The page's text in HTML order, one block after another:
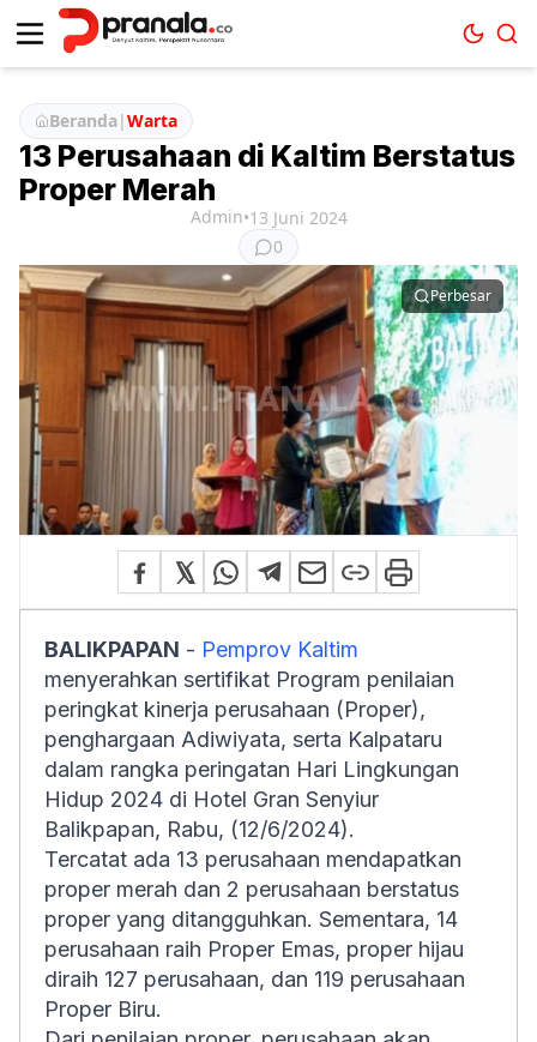
Beranda|Warta
13 Perusahaan di Kaltim Berstatus
Proper Merah
Admin•13 Juni 2024
0
Perbesar
BALIKPAPAN - Pemprov Kaltim
menyerahkan sertifikat Program penilaian
peringkat kinerja perusahaan (Proper),
penghargaan Adiwiyata, serta Kalpataru
dalam rangka peringatan Hari Lingkungan
Hidup 2024 di Hotel Gran Senyiur
Balikpapan, Rabu, (12/6/2024).
Tercatat ada 13 perusahaan mendapatkan
proper merah dan 2 perusahaan berstatus
proper yang ditangguhkan. Sementara, 14
perusahaan raih Proper Emas, proper hijau
diraih 127 perusahaan, dan 119 perusahaan
Proper Biru.